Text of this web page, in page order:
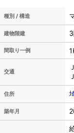
種別 / 構造
建物階建
間取り一例
交通
住所
築年月